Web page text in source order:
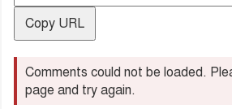
Copy URL
Comments could not be loaded.
page and try again.